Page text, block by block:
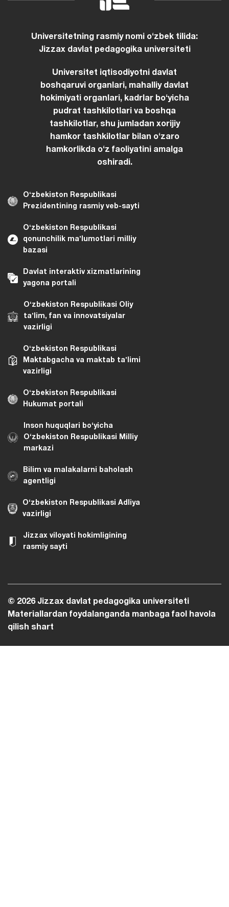
Universitetning rasmiy nomi oʻzbek tilida:
Jizzax davlat pedagogika universiteti
Universitet iqtisodiyotni davlat
boshqaruvi organlari, mahalliy davlat
hokimiyati organlari, kadrlar boʻyicha
pudrat tashkilotlari va boshqa
tashkilotlar, shu jumladan xorijiy
hamkor tashkilotlar bilan oʻzaro
hamkorlikda oʻz faoliyatini amalga
oshiradi.
Oʻzbekiston Respublikasi
Prezidentining rasmiy veb-sayti
Oʻzbekiston Respublikasi
qonunchilik maʼlumotlari milliy
bazasi
Davlat interaktiv xizmatlarining
yagona portali
Oʻzbekiston Respublikasi Oliy
taʼlim, fan va innovatsiyalar
vazirligi
Oʻzbekiston Respublikasi
Maktabgacha va maktab taʼlimi
vazirligi
Oʻzbekiston Respublikasi
Hukumat portali
Inson huquqlari bo‘yicha
O‘zbekiston Respublikasi Milliy
markazi
Bilim va malakalarni baholash
agentligi
O‘zbekiston Respublikasi Adliya
vazirligi
Jizzax viloyati hokimligining
rasmiy sayti
© 2026 Jizzax davlat pedagogika universiteti
Materiallardan foydalanganda manbaga faol havola
qilish shart